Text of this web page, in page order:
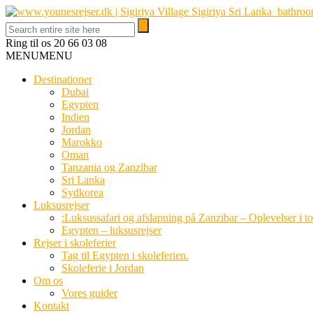
Ring til os 20 66 03 08
MENUMENU
Destinationer
Dubai
Egypten
Indien
Jordan
Marokko
Oman
Tanzania og Zanzibar
Sri Lanka
Sydkorea
Luksusrejser
:Luksussafari og afslapning på Zanzibar – Oplevelser i
Egypten – luksusrejser
Rejser i skoleferier
Tag til Egypten i skoleferien.
Skoleferie i Jordan
Om os
Vores guider
Kontakt